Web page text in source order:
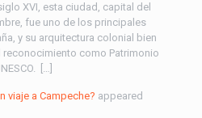
XVI, esta ciudad, capital del
fue uno de los principales
y su arquitectura colonial bien
reconocimiento como Patrimonio
[…]
viaje a Campeche? appeared